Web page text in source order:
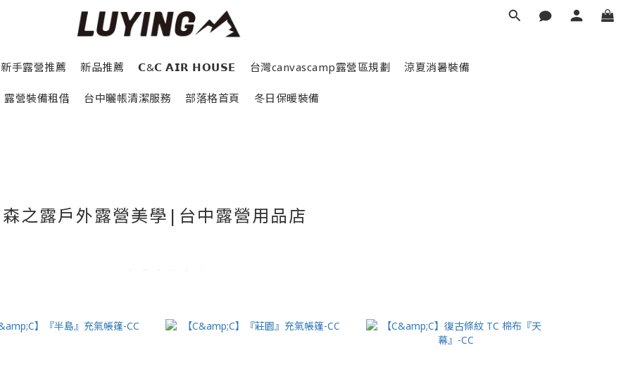
新手露營推薦 新品推薦 𝗖&𝗖 𝗔𝗜𝗥 𝗛𝗢𝗨𝗦𝗘 台灣canvascamp露營區規劃 涼夏消暑裝備
露營裝備租借 台中曬帳清潔服務 部落格首頁 冬日保暖裝備
森之露戶外露營美學|台中露營用品店